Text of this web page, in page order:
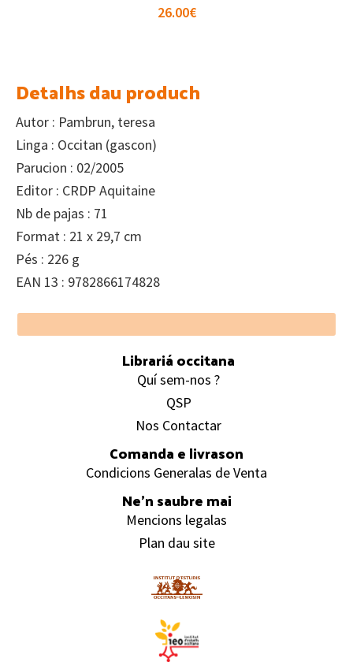
26.00€
Detalhs dau produch
Autor : Pambrun, teresa
Linga : Occitan (gascon)
Parucion : 02/2005
Editor : CRDP Aquitaine
Nb de pajas : 71
Format : 21 x 29,7 cm
Pés : 226 g
EAN 13 : 9782866174828
Footer
Librariá occitana
Quí sem-nos ?
QSP
Nos Contactar
Comanda e livrason
Condicions Generalas de Venta
Ne’n saubre mai
Mencions legalas
Plan dau site